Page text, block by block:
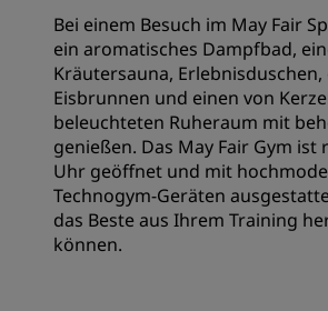
Bei einem Besuch im May Fair
ein aromatisches Dampfbad,
Kräutersauna, Erlebnisduschen,
Eisbrunnen und einen von
beleuchteten Ruheraum mit
genießen. Das May Fair Gym ist
Uhr geöffnet und mit
Technogym-Geräten
das Beste aus Ihrem Training
können.